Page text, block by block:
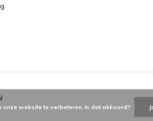
website te verbeteren. Is dat akkoord?